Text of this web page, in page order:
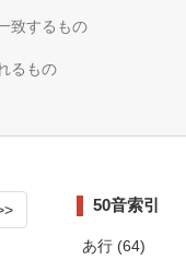
致するもの
るもの
50音索引
あ行 (64)